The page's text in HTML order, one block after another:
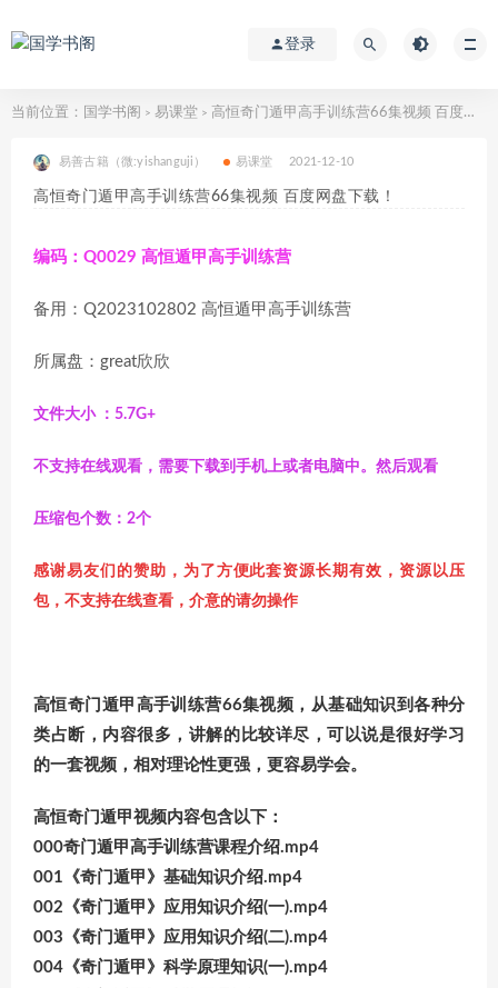
登录
当前位置： 国学书阁 > 易课堂 > 高恒奇门遁甲高手训练营66集视频 百度网盘下载！
易善古籍（微:yishanguji） 易课堂 2021-12-10
高恒奇门遁甲高手训练营66集视频 百度网盘下载！
编码：Q0029 高恒遁甲高手训练营
备用：Q2023102802 高恒遁甲高手训练营
所属盘：great欣欣
文件大小 ：5.7G+
不支持在线观看，需要下载到手机上或者电脑中。然后观看
压缩包个数：2个
感谢易友们的赞助，为了方便此套资源长期有效，资源以压
包，不支持在线查看，介意的请勿操作
高恒奇门遁甲高手训练营66集视频，从基础知识到各种分
类占断，内容很多，讲解的比较详尽，可以说是很好学习
的一套视频，相对理论性更强，更容易学会。
高恒奇门遁甲视频内容包含以下：
000奇门遁甲高手训练营课程介绍.mp4
001《奇门遁甲》基础知识介绍.mp4
002《奇门遁甲》应用知识介绍(一).mp4
003《奇门遁甲》应用知识介绍(二).mp4
004《奇门遁甲》科学原理知识(一).mp4